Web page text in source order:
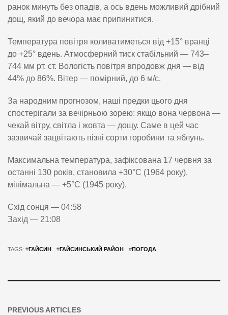
ранок минуть без опадів, а ось вдень можливий дрібний
дощ, який до вечора має припинитися.
Температура повітря коливатиметься від +15° вранці
до +25° вдень. Атмосферний тиск стабільний — 743–
744 мм рт. ст. Вологість повітря впродовж дня — від
44% до 86%. Вітер — помірний, до 6 м/с.
За народним прогнозом, наші предки цього дня
спостерігали за вечірньою зорею: якщо вона червона —
чекай вітру, світла і жовта — дощу. Саме в цей час
зазвичай зацвітають пізні сорти горобини та яблунь.
Максимальна температура, зафіксована 17 червня за
останні 130 років, становила +30°C (1964 року),
мінімальна — +5°C (1945 року).
Схід сонця — 04:58
Захід — 21:08
TAGS: #ГАЙСИН #ГАЙСИНСЬКИЙ РАЙОН #ПОГОДА
PREVIOUS ARTICLES